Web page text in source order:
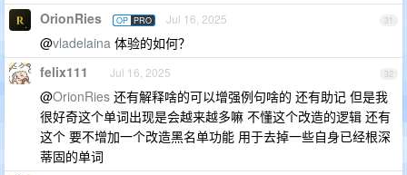
31
OrionRies OP PRO Jul 16, 2025
@vladelaina 体验的如何？
32
felix111 Jul 16, 2025
@OrionRies 还有解释啥的可以增强例句啥的 还有助记 但是我
很好奇这个单词出现是会越来越多嘛 不懂这个改造的逻辑 还有
这个 要不增加一个改造黑名单功能 用于去掉一些自身已经根深
蒂固的单词